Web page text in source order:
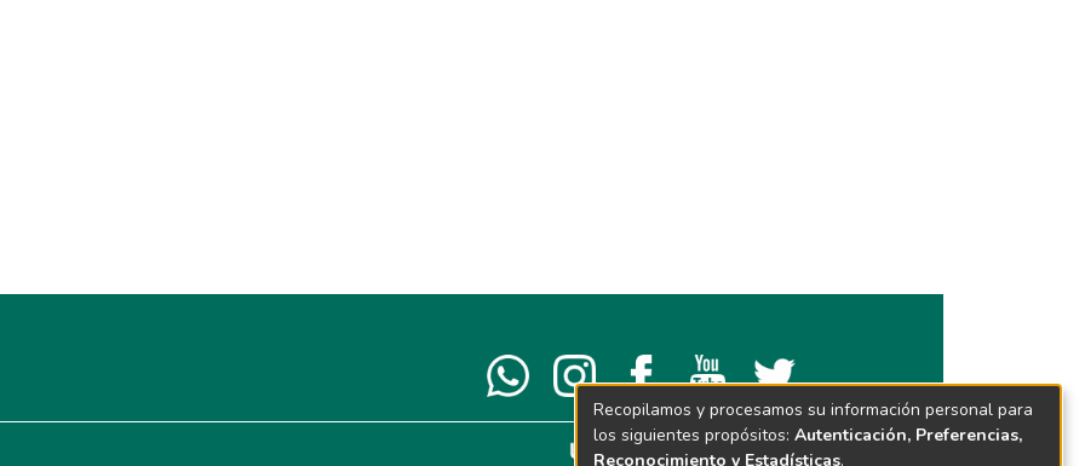
Recopilamos y procesamos su información personal para
los siguientes propósitos: Autenticación, Preferencias,
Reconocimiento y Estadísticas.